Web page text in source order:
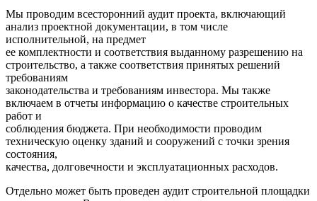
Мы проводим всесторонний аудит проекта, включающий
анализ проектной документации, в том числе
исполнительной, на предмет
ее комплектности и соответствия выданному разрешению на
строительство, а также соответствия принятых решений
требованиям
законодательства и требованиям инвестора. Мы также
включаем в отчеты информацию о качестве строительных
работ и
соблюдения бюджета. При необходимости проводим
техническую оценку зданий и сооружений с точки зрения
состояния,
качества, долговечности и эксплуатационных расходов.
Отдельно может быть проведен аудит строительной площадки